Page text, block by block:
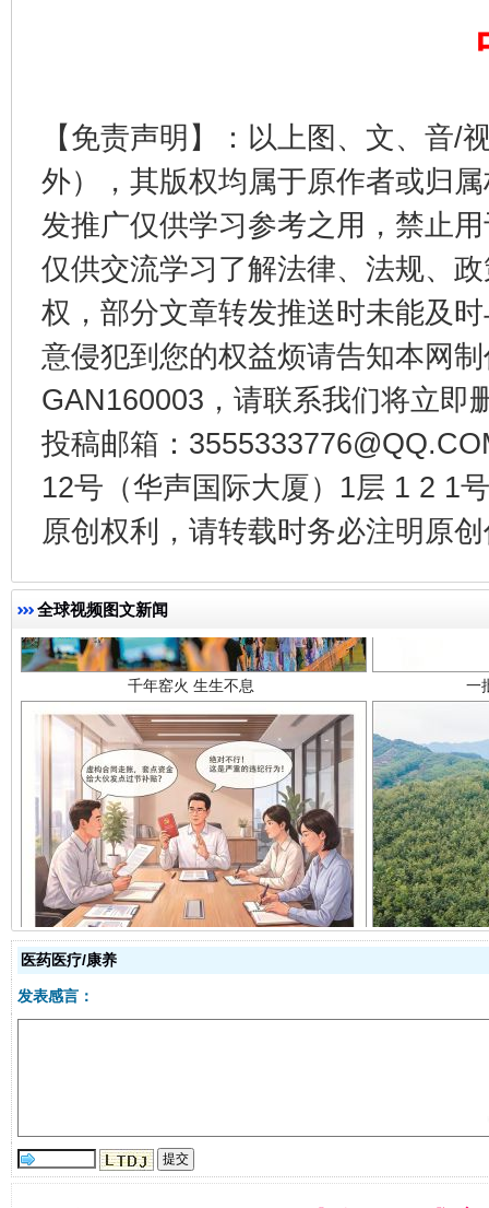
【免责声明】：以上图、文、音/
外），其版权均属于原作者或归
发推广仅供学习参考之用，禁止
仅供交流学习了解法律、法规、
权，部分文章转发推送时未能及
意侵犯到您的权益烦请告知本网
GAN160003，请联系我们将立即
投稿邮箱：
12号（华声国际大厦）1层 1 2 1
原创权利，请转载时务必注明原
全球视频图文新闻
东山县通报“牛蛙产品抗生素超标问题” 法
揭开“小金库”的免责幌子
受贿1.44亿！段成刚被判无期 从幼
医药医疗/康养
发表感言：